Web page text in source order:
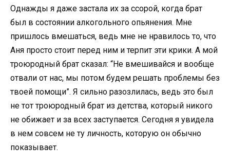
Однажды я даже застала их за ссорой, когда брат
был в состоянии алкогольного опьянения. Мне
пришлось вмешаться, ведь мне не нравилось то, что
Аня просто стоит перед ним и терпит эти крики. А мой
троюродный брат сказал: “Не вмешивайся и вообще
отвали от нас, мы потом будем решать проблемы без
твоей помощи”. Я сильно разозлилась, ведь это был
не тот троюродный брат из детства, который никого
не обижает и за всех заступается. Сегодня я увидела
в нем совсем не ту личность, которую он обычно
показывает.